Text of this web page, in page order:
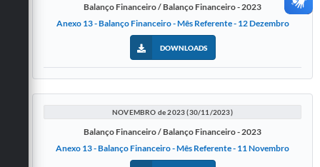
Balanço Financeiro / Balanço Financeiro - 2023
Anexo 13 - Balanço Financeiro - Mês Referente - 12 Dezembro
DOWNLOADS
NOVEMBRO de 2023 (30/11/2023)
Balanço Financeiro / Balanço Financeiro - 2023
Anexo 13 - Balanço Financeiro - Mês Referente - 11 Novembro